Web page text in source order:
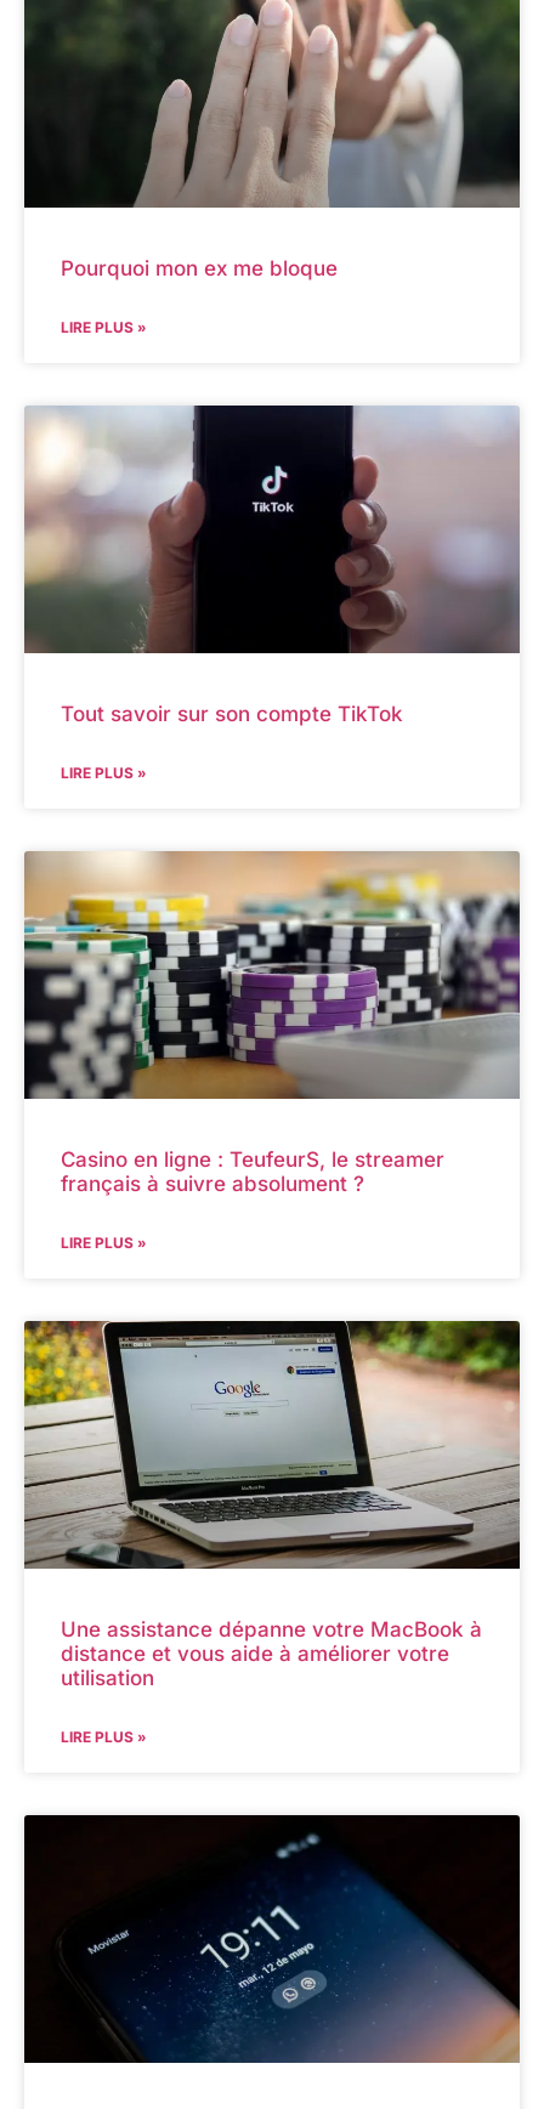
Pourquoi mon ex me bloque
LIRE PLUS »
Tout savoir sur son compte TikTok
LIRE PLUS »
Casino en ligne : TeufeurS, le streamer
français à suivre absolument ?
LIRE PLUS »
Une assistance dépanne votre MacBook à
distance et vous aide à améliorer votre
utilisation
LIRE PLUS »